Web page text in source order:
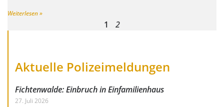
Weiterlesen »
1 2
Aktuelle Polizeimeldungen
Fichtenwalde: Einbruch in Einfamilienhaus
27. Juli 2026